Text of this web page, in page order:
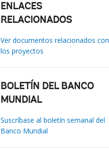
ENLACES
RELACIONADOS
Ver documentos relacionados con
los proyectos
BOLETÍN DEL BANCO
MUNDIAL
Suscríbase al boletín semanal del
Banco Mundial